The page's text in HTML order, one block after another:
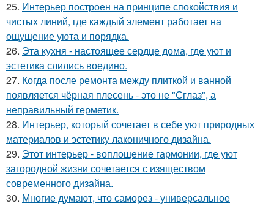
25. Интерьер построен на принципе спокойствия и
чистых линий, где каждый элемент работает на
ощущение уюта и порядка.
26. Эта кухня - настоящее сердце дома, где уют и
эстетика слились воедино.
27. Когда после ремонта между плиткой и ванной
появляется чёрная плесень - это не "Сглаз", а
неправильный герметик.
28. Интерьер, который сочетает в себе уют природных
материалов и эстетику лаконичного дизайна.
29. Этот интерьер - воплощение гармонии, где уют
загородной жизни сочетается с изяществом
современного дизайна.
30. Многие думают, что саморез - универсальное